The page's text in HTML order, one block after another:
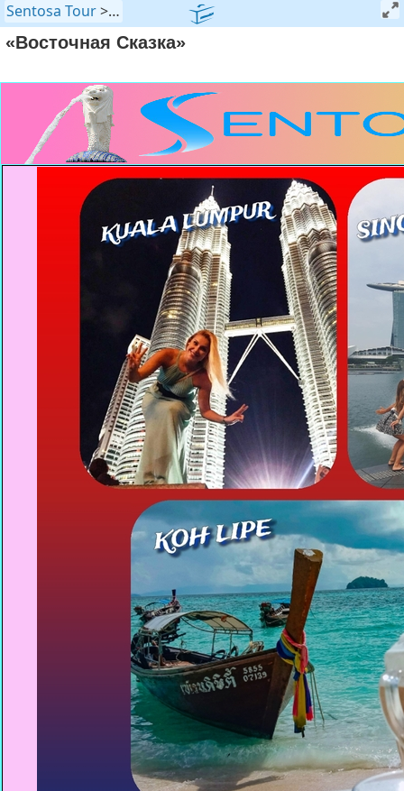
Sentosa Tour> Mailer
Archive
«Восточная Сказка»